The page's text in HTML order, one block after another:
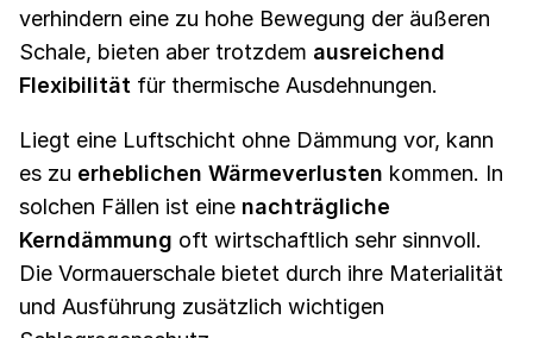
verhindern eine zu hohe Bewegung der äußeren
Schale, bieten aber trotzdem ausreichend
Flexibilität für thermische Ausdehnungen.
Liegt eine Luftschicht ohne Dämmung vor, kann
es zu erheblichen Wärmeverlusten kommen. In
solchen Fällen ist eine nachträgliche
Kerndämmung oft wirtschaftlich sehr sinnvoll.
Die Vormauerschale bietet durch ihre Materialität
und Ausführung zusätzlich wichtigen